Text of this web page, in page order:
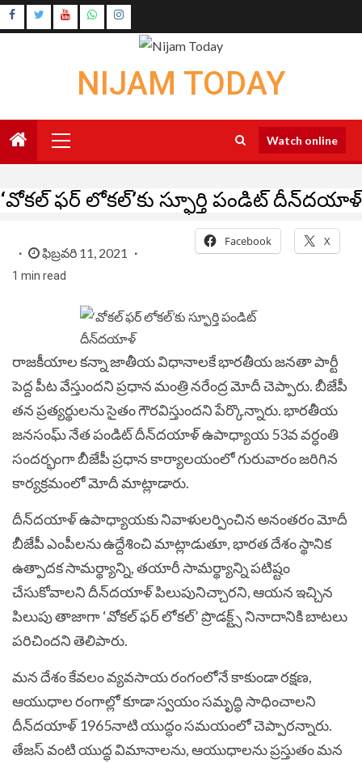
Skip
to
Instagram
NIJAM TODAY
Menu
Watch online
‘వోకల్ ఫర్ లోకల్’కు స్ఫూర్తి పండిట్ దీన్‌దయాళ్
ఫిబ్రవరి 11, 2021
1 min read
Facebook X
రాజకీయాల కన్నా జాతీయ విధానాలకే భారతీయ జనతా పార్టీ
పెద్ద పీట వేస్తుందని ప్రధాన మంత్రి నరేంద్ర మోదీ చెప్పారు. బీజేపీ
తన ప్రత్యర్థులను సైతం గౌరవిస్తుందని పేర్కొన్నారు. భారతీయ
జనసంఘ్ నేత పండిట్ దీన్‌దయాళ్ ఉపాధ్యాయ 53వ వర్ధంతి
సందర్భంగా బీజేపీ ప్రధాన కార్యాలయంలో గురువారం జరిగిన
కార్యక్రమంలో మోదీ మాట్లాడారు.
దీన్‌దయాళ్ ఉపాధ్యాయకు నివాళులర్పించిన అనంతరం మోదీ
బీజేపీ ఎంపీలను ఉద్దేశించి మాట్లాడుతూ, భారత దేశం స్థానిక
ఉత్పాదక సామర్థ్యాన్ని, తయారీ సామర్థ్యాన్ని పటిష్టం
చేసుకోవాలని దీన్‌దయాళ్ పిలుపునిచ్చారని, ఆయన ఇచ్చిన
పిలుపు తాజాగా ‘వోకల్ ఫర్ లోకల్’ ప్రొడక్ట్స్‌ నినాదానికి బాటలు
పరిచిందని తెలిపారు.
మన దేశం కేవలం వ్యవసాయ రంగంలోనే కాకుండా రక్షణ,
ఆయుధాల రంగాల్లో కూడా స్వయం సమృద్ధి సాధించాలని
దీన్‌దయాళ్ 1965నాటి యుద్ధం సమయంలో చెప్పారన్నారు.
తేజస్ వంటి యుద్ధ విమానాలను, ఆయుధాలను ప్రస్తుతం మన